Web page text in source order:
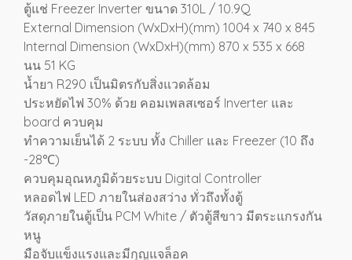
ตู้แช่ Freezer Inverter ขนาด 310L / 10.9Q
External Dimension (WxDxH)(mm) 1004 x 740 x 845
Internal Dimension (WxDxH)(mm) 870 x 535 x 668
นน 51 KG
น้ำยา R290 เป็นมิตรกับสิ่งแวดล้อม
ประหยัดไฟ 30% ด้วย คอมเพลสเซอร์ Inverter และ
board ควบคุม
ทำความเย็นได้ 2 ระบบ ทั้ง Chiller และ Freezer (10 ถึง
-28℃)
ควบคุมอุณหภูมิด้วยระบบ Digital Controller
หลอดไฟ LED ภายในส่องสว่าง ทั่วถึงทั้งตู้
วัสดุภายในตู้เป็น PCM White / ตัวตู้สีขาว มีตระแกรงกัน
หนู
มือจับแข็งแรงและมีกุญแจล็อค